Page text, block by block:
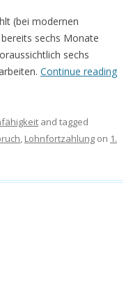
(bei modernen
sechs Monate
sechs
Continue reading
and tagged
, Lohnfortzahlung on 1.